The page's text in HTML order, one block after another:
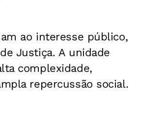
ao interesse público,
Justiça. A unidade
complexidade,
repercussão social.